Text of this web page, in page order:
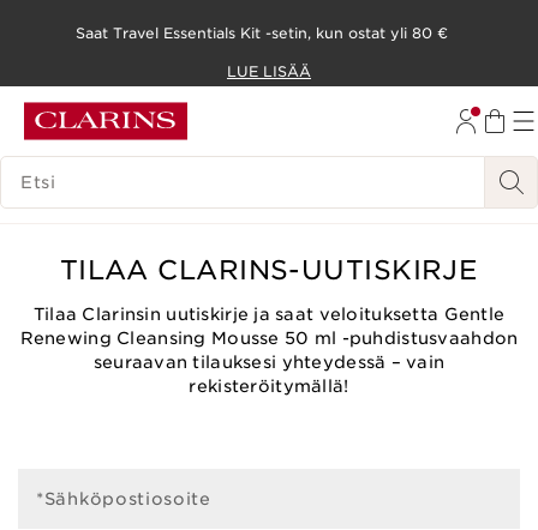
SIIRRY SISÄLTÖÖN
SIIRRY ALATUNNISTEESEEN
Saat Travel Essentials Kit -setin, kun ostat yli 80 €
LUE LISÄÄ
HAKUHISTORIA
TILAA CLARINS-UUTISKIRJE
Tilaa Clarinsin uutiskirje ja saat veloituksetta Gentle
Renewing Cleansing Mousse 50 ml -puhdistusvaahdon
seuraavan tilauksesi yhteydessä – vain
rekisteröitymällä!
*Sähköpostiosoite